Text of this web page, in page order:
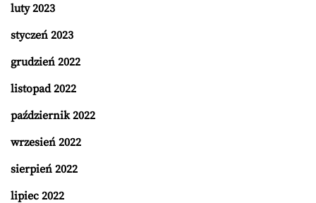
luty 2023
styczeń 2023
grudzień 2022
listopad 2022
październik 2022
wrzesień 2022
sierpień 2022
lipiec 2022